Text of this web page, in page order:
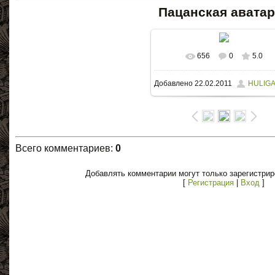
Пацанская
В реальном размере
70.3Kb
656 0 5.0
Добавлено 22.02.2011
Всего комментариев: 0
Добавлять комментарии могут только
[ Регистрация Вход ]